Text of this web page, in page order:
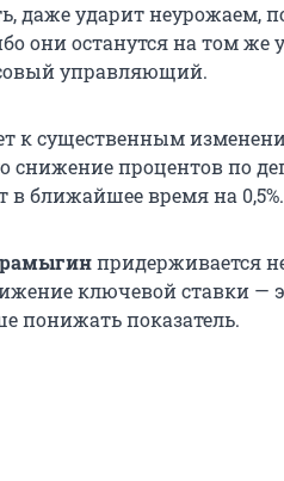
даже ударит неурожаем,
они останутся на том же
управляющий.
к существенным
снижение процентов по
ближайшее время на 0,5%.
придерживается
ключевой ставки —
понижать показатель.